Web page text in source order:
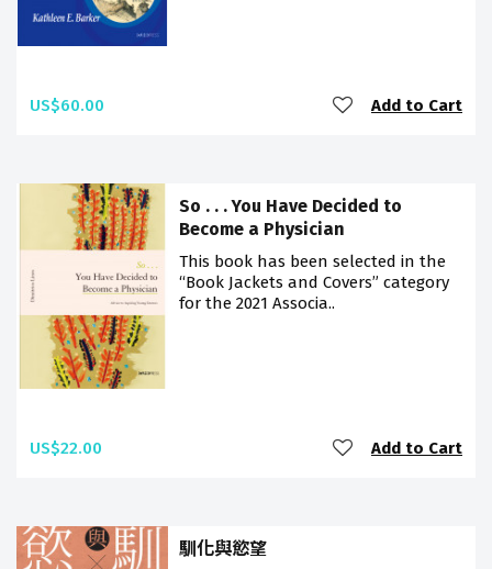
US$60.00 Add to Cart
So . . . You Have Decided to
Become a Physician
This book has been selected in the
“Book Jackets and Covers” category
for the 2021 Associa..
US$22.00 Add to Cart
馴化與慾望